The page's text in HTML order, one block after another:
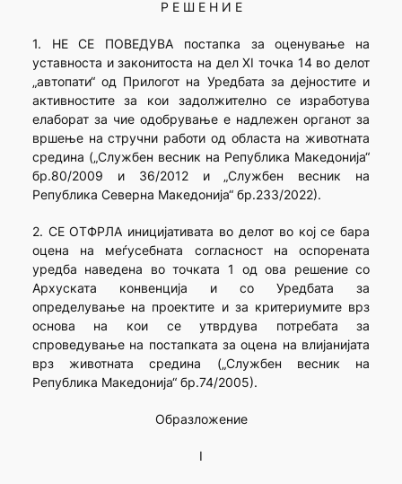
Р Е Ш Е Н И Е
1. НЕ СЕ ПОВЕДУВА постапка за оценување на
уставноста и законитоста на дел XI точка 14 во делот
„автопати“ од Прилогот на Уредбата за дејностите и
активностите за кои задолжително се изработува
елаборат за чие одобрување е надлежен органот за
вршење на стручни работи од областа на животната
средина („Службен весник на Република Македонија“
бр.80/2009 и 36/2012 и „Службен весник на
Република Северна Македонија“ бр.233/2022).
2. СЕ ОТФРЛА иницијативата во делот во кој се бара
оцена на меѓусебната согласност на оспорената
уредба наведена во точката 1 од ова решение со
Архуската конвенција и со Уредбата за
определување на проектите и за критериумите врз
основа на кои се утврдува потребата за
спроведување на постапката за оцена на влијанијата
врз животната средина („Службен весник на
Република Македонија“ бр.74/2005).
Образложение
I